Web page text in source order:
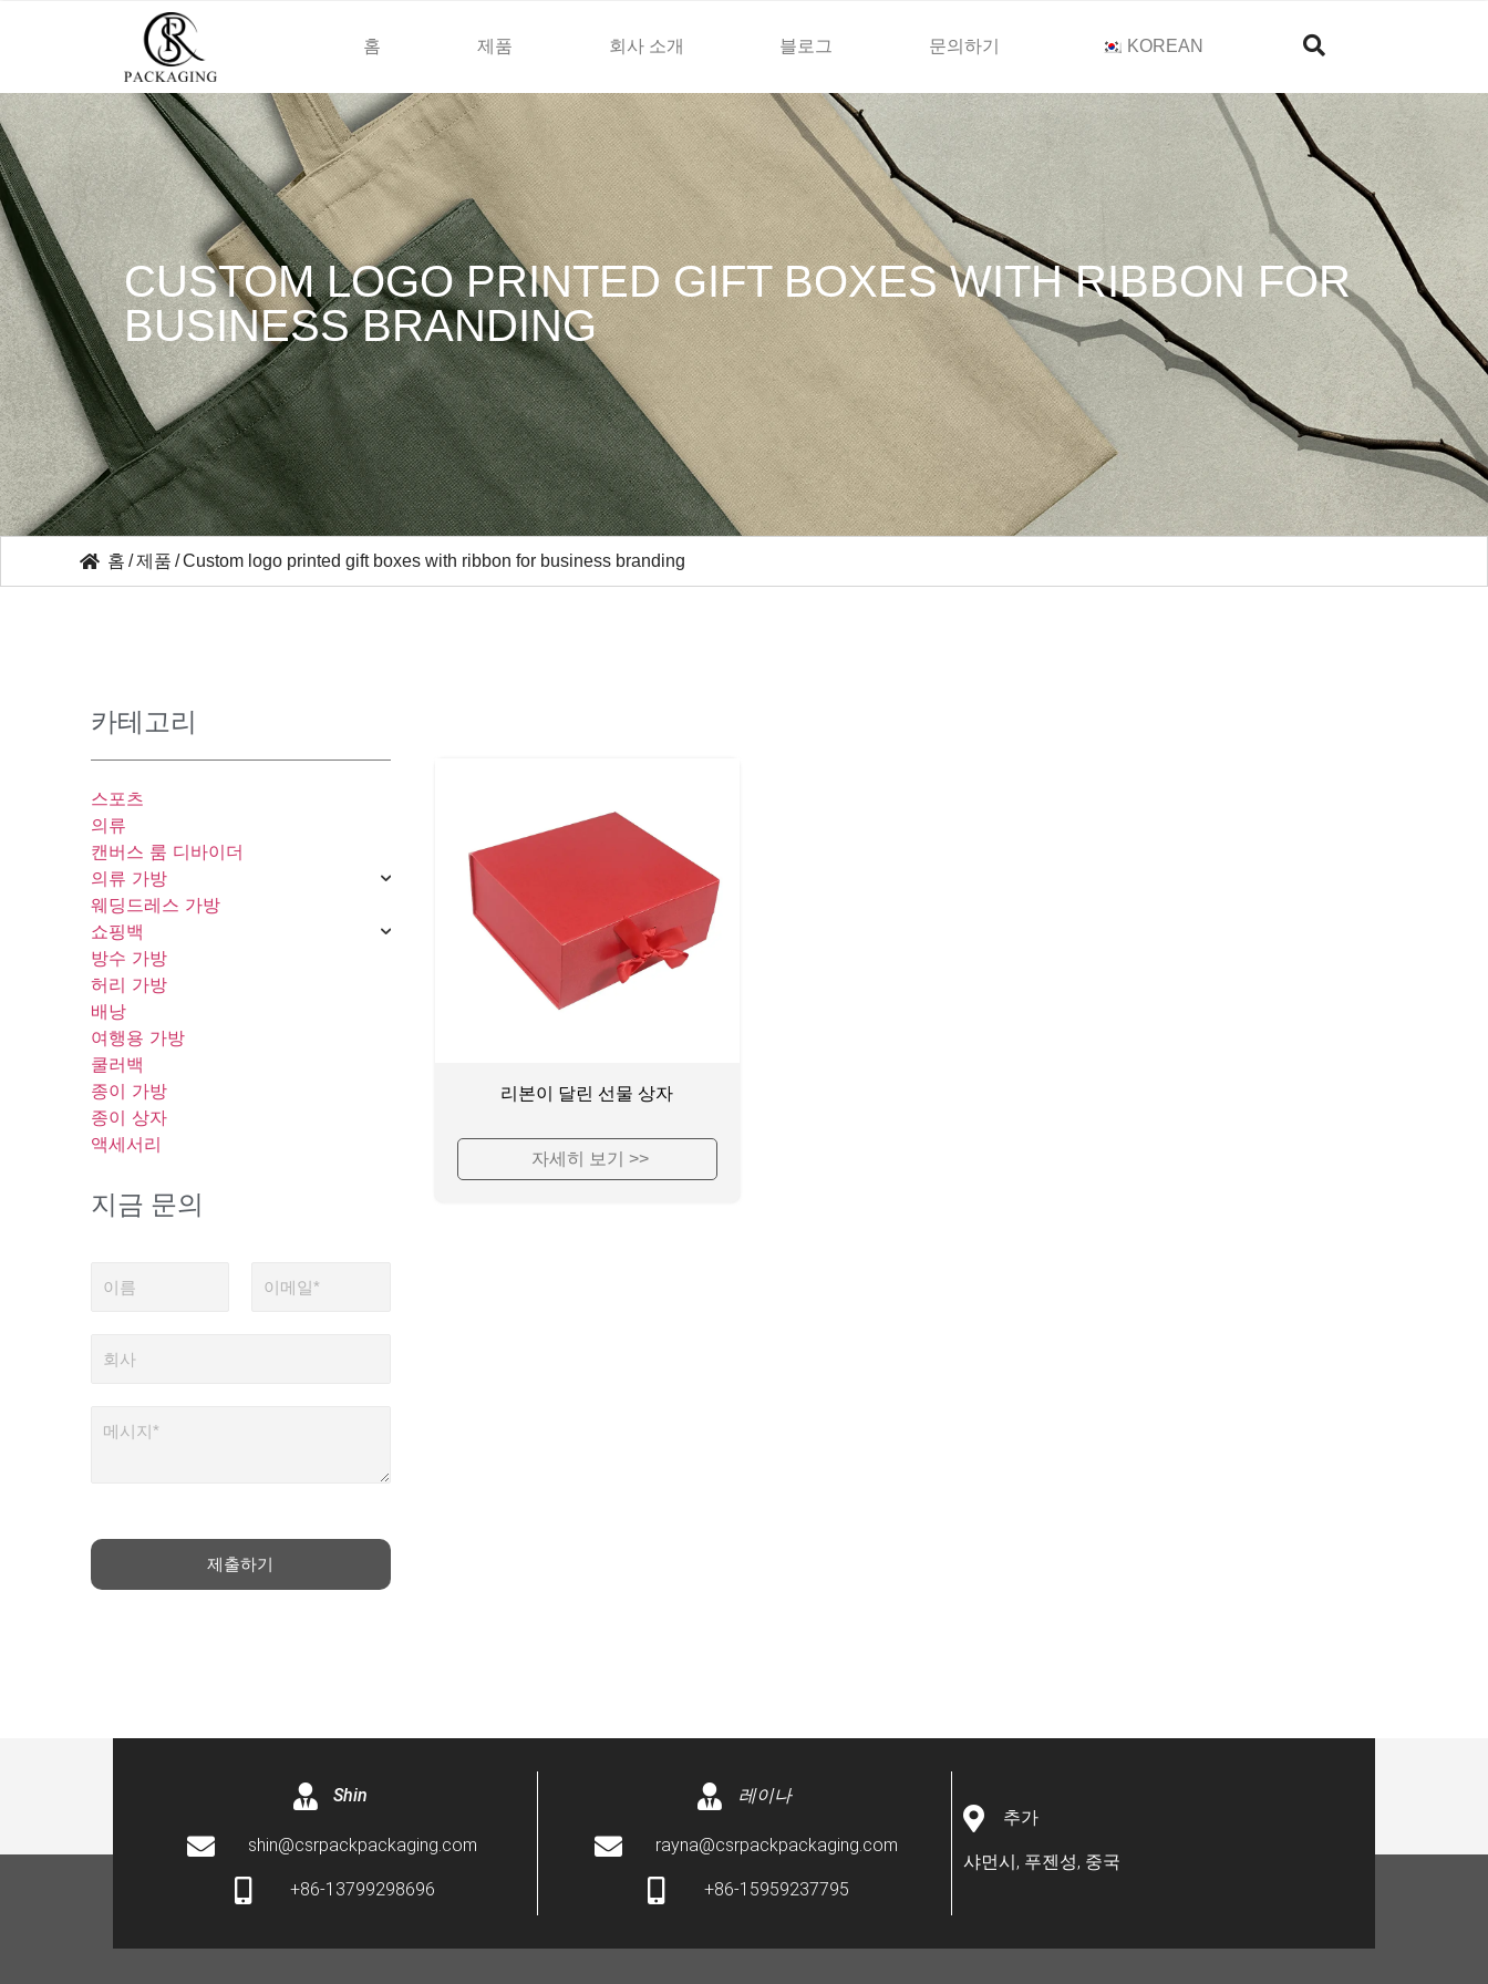
홈 제품 회사 소개 블로그 문의하기 KOREAN
CUSTOM LOGO PRINTED GIFT BOXES WITH RIBBON FOR
BUSINESS BRANDING
홈 /제품 /Custom logo printed gift boxes with ribbon for business branding
카테고리
스포츠
의류
캔버스 룸 디바이더
의류 가방
웨딩드레스 가방
쇼핑백
방수 가방
허리 가방
배낭
여행용 가방
쿨러백
종이 가방
종이 상자
액세서리
지금 문의
름
메
사
시
제출하기
리본이 달린 선물 상자
자세히 보기 >>
Shin
shin@csrpackpackaging.com
+86-13799298696
레이나
rayna@csrpackpackaging.com
+86-15959237795
추가
샤먼시, 푸젠성, 중국